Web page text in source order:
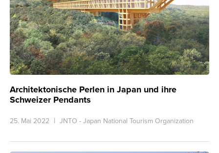
Architektonische Perlen in Japan und ihre
Schweizer Pendants
25. Mai 2022 JNTO - Japan National Tourism Organization